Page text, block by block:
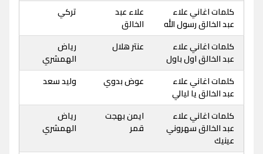
كلمات اغاني علاء
عبد الخالق رسول الله
علاء عبد
الخالق
تركي
كلمات اغاني علاء
عبد الخالق اول باول
عنتر هلال
رياض
الهمشري
كلمات اغاني علاء
عبد الخالق يا ليالي
عوض بدوي وليد سعد
كلمات اغاني علاء
عبد الخالق سهروني
عينيك
ايمن بهجت
قمر
رياض
الهمشري